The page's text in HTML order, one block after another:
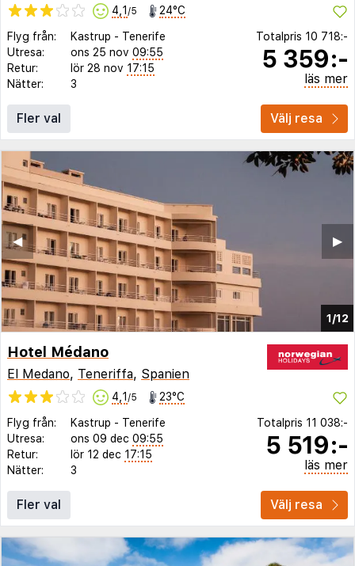
4,1 /5 24°C
Flyg från: Kastrup - Tenerife
Utresa:
ons 25 nov 09:55
Retur:
lör 28 nov 17:15
Nätter:
3
Totalpris 10 718:-
5 359:-
läs mer
Fler val Välj resa
1/12
▶︎
◀︎
Hotel Médano
El Medano, Teneriffa, Spanien
4,1 /5 23°C
Flyg från: Kastrup - Tenerife
Utresa:
ons 09 dec 09:55
Retur:
lör 12 dec 17:15
Nätter:
3
Totalpris 11 038:-
5 519:-
läs mer
Fler val Välj resa